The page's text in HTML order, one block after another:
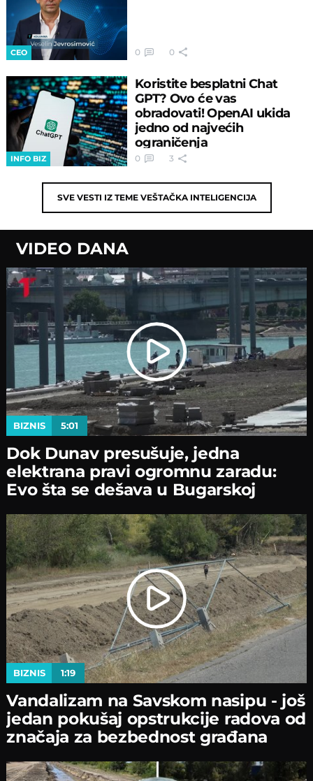
CEO 0 0
INFO BIZ
Koristite besplatni Chat
GPT? Ovo će vas
obradovati! OpenAI ukida
jedno od najvećih
ograničenja
0 3
SVE VESTI IZ TEME VEŠTAČKA INTELIGENCIJA
VIDEO DANA
BIZNIS 5:01
Dok Dunav presušuje, jedna
elektrana pravi ogromnu zaradu:
Evo šta se dešava u Bugarskoj
BIZNIS 1:19
Vandalizam na Savskom nasipu - јoš
јedan pokušaј opstrukciјe radova od
značaјa za bezbednost građana